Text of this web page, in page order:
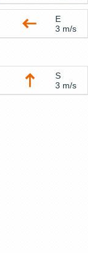
E
3 m/s
S
3 m/s